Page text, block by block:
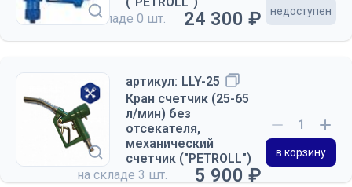
на складе 0 шт. 24 300 ₽ недоступен
артикул: LLY-25
Кран счетчик (25-65
л/мин) без
отсекателя,
механический
счетчик ("PETROLL")
на складе 3 шт. 5 900 ₽
в корзину